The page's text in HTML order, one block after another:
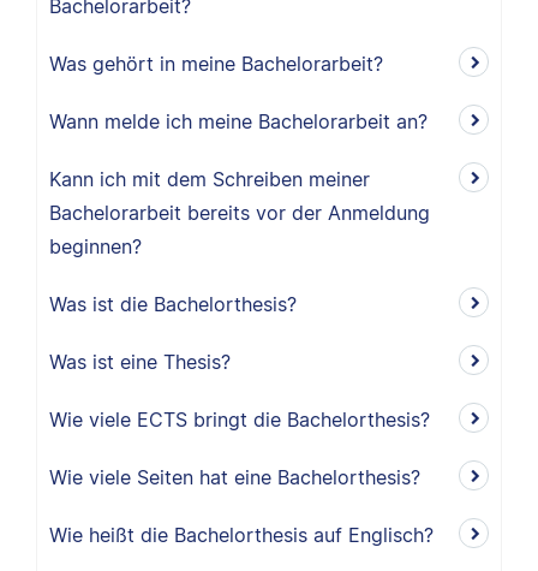
Bachelorarbeit?
Was gehört in meine Bachelorarbeit?
Wann melde ich meine Bachelorarbeit an?
Kann ich mit dem Schreiben meiner
Bachelorarbeit bereits vor der Anmeldung
beginnen?
Was ist die Bachelorthesis?
Was ist eine Thesis?
Wie viele ECTS bringt die Bachelorthesis?
Wie viele Seiten hat eine Bachelorthesis?
Wie heißt die Bachelorthesis auf Englisch?